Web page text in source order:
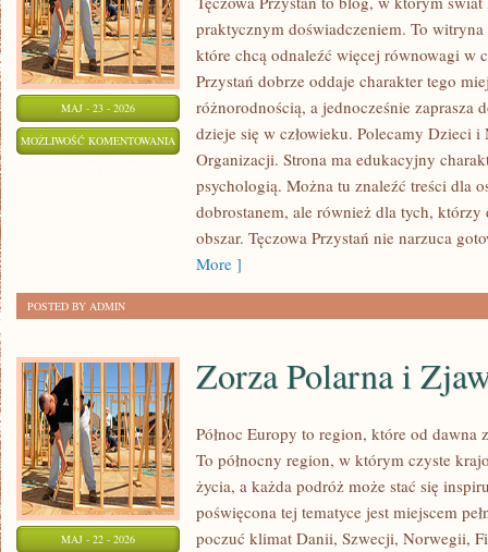
MAJ - 23 - 2026
MOŻLIWOŚĆ KOMENTOWANIA PORADNIE
TERAPIE
praktycznym doświadczeniem. To
które chcą odnaleźć więcej równowagi w
Przystań dobrze oddaje charakter tego
różnorodnością, a jednocześnie zaprasza
dzieje się w człowieku. Polecamy Dzieci i
Organizacji. Strona ma edukacyjny
psychologią. Można tu znaleźć treści dla
dobrostanem, ale również dla tych,
obszar. Tęczowa Przystań nie narzuca
More ]
POSTED BY ADMIN
MAJ - 22 - 2026
Zorza Polarna i
Północ Europy to region, które od dawna
To północny region, w którym czyste
życia, a każda podróż może stać się
poświęcona tej tematyce jest miejscem
poczuć klimat Danii, Szwecji, Norwegii,